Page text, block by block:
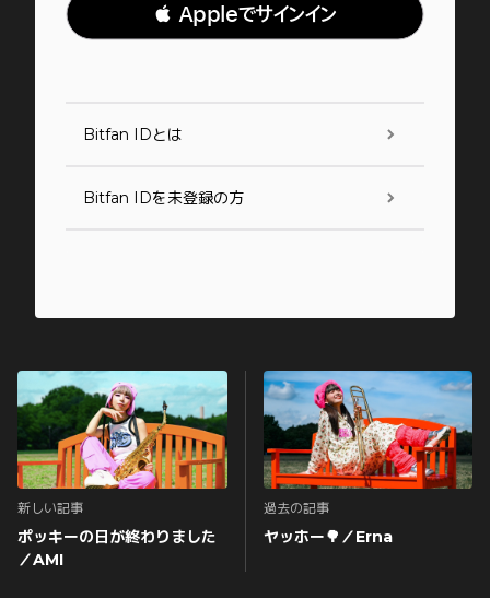
 Appleでサインイン
Bitfan IDとは
Bitfan IDを未登録の方
新しい記事
ポッキーの日が終わりました
／AMI
過去の記事
ヤッホー🌳／Erna